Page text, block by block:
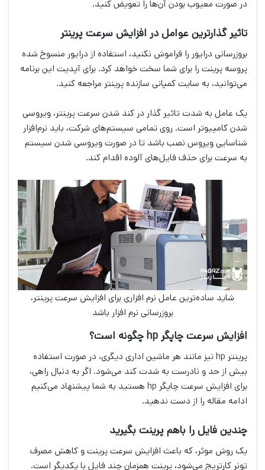
در صورت معیوب بودن آن‌ها را تعویض کنید.
تاثیر گذار‌ترین عوامل در افزایش سرعت پرینتر
بروزرسانی درایور را فراموش نکنید، استفاده از درایور منسوخ شده
پروسه پرینت را برای شما سخت خواهد کرد. برای آپدیت این برنامه
می‌توانید، به سایت کمپانی سازنده پرینتر مراجعه کنید.
یک عامل به شدت تاثیر گذار در کند شدن سرعت پرینتر، ویروسی
شدن کامپیوتر است. روی تمامی سیستم‌های شرکت، باید نرم‌افزار
شناسایی ویروس نصب باشد تا در صورت ویروسی شدن سیستم
به سرعت برای حذف فایل‌های آلوده اقدام کند.
شاید ساده‌ترین عامل نرم افزاری برای افزایش سرعت پرینتر،
بروزرسانی نرم افزار باشد
افزایش سرعت چاپگر hp چگونه است؟
پرینتر hp نیز مانند هر ماشین اداری دیگری، در صورت استفاده
بیش از حد و نادرست به شدت کند می‌شود. اگر به دنبال راهی،
برای افزایش سرعت چاپگر hp هستید به شما پیشنهاد می‌کنیم
ادامه مقاله را از دست ندهید.
چندین فایل را باهم پرینت بگیرید
یک روش موثر، که باعث افزایش سرعت پرینت و کاهش مصرف
تونر کارتریج می‌شود، پرینت همزمان چند فایل با یکدیگر است.